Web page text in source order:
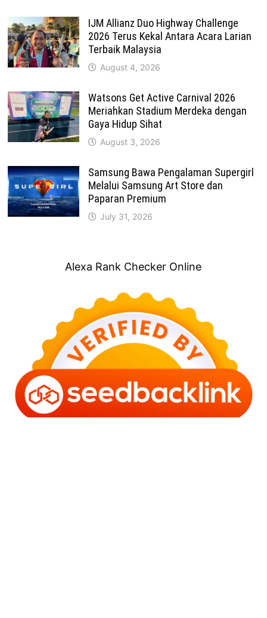
IJM Allianz Duo Highway Challenge
2026 Terus Kekal Antara Acara Larian
Terbaik Malaysia
August 4, 2026
Watsons Get Active Carnival 2026
Meriahkan Stadium Merdeka dengan
Gaya Hidup Sihat
August 3, 2026
Samsung Bawa Pengalaman Supergirl
Melalui Samsung Art Store dan
Paparan Premium
July 31, 2026
Alexa Rank Checker Online